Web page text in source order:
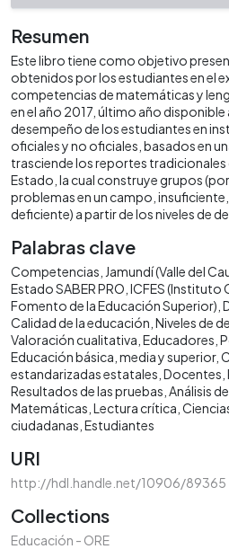
Resumen
Este libro tiene como objetivo
obtenidos por los estudiantes en el
competencias de matemáticas y
en el año 2017, último año disponible
desempeño de los estudiantes en
oficiales y no oficiales, basados en
trasciende los reportes tradicionales
Estado, la cual construye grupos
problemas en un campo,
deficiente) a partir de los niveles de
Palabras clave
Competencias Jamundí (Valle del
Estado SABER PRO ICFES (Instituto
Fomento de la Educación Superior)
Calidad de la educación Niveles de
Valoración cualitativa Educadores
Educación básica, media y superior
estandarizadas estatales Docentes
Resultados de las pruebas Análisis
Matemáticas Lectura crítica
ciudadanas Estudiantes
URI
http://hdl.handle.net/10906/89365
Collections
Educación - ORE